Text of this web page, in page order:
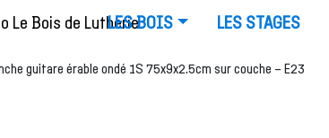
LES BOIS LES STAGES